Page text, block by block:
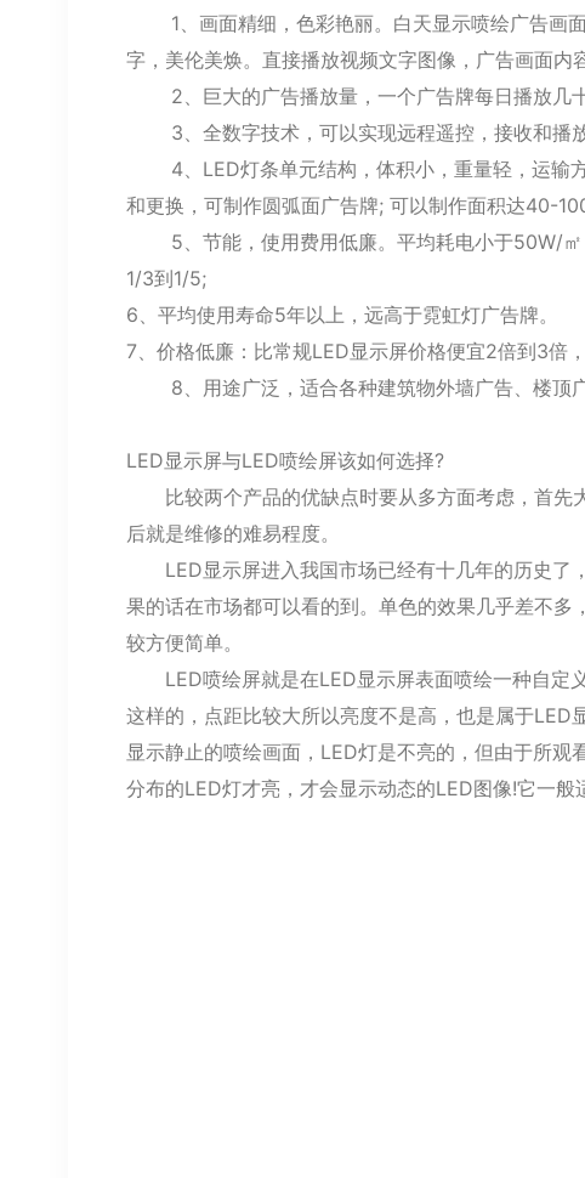
1、画面精细，色彩艳丽。白天显示喷绘广告画
字，美伦美焕。直接播放视频文字图像，广告画面内
2、巨大的广告播放量，一个广告牌每日播放几
3、全数字技术，可以实现远程遥控，接收和播放
4、LED灯条单元结构，体积小，重量轻，运输
和更换，可制作圆弧面广告牌; 可以制作面积达40-
5、节能，使用费用低廉。平均耗电小于50W/㎡
1/3到1/5;
6、平均使用寿命5年以上，远高于霓虹灯广告牌。
7、价格低廉：比常规LED显示屏价格便宜2倍到3倍
8、用途广泛，适合各种建筑物外墙广告、楼顶广
LED显示屏与LED喷绘屏该如何选择?
比较两个产品的优缺点时要从多方面考虑，首先
后就是维修的难易程度。
LED显示屏进入我国市场已经有十几年的历史了
果的话在市场都可以看的到。单色的效果几乎差不
较方便简单。
LED喷绘屏就是在LED显示屏表面喷绘一种自定
这样的，点距比较大所以亮度不是高，也是属于
显示静止的喷绘画面，LED灯是不亮的，但由于所
分布的LED灯才亮，才会显示动态的LED图像!它一